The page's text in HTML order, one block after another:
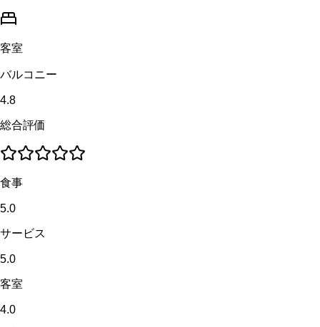
客室
バルコニー
4.8
総合評価
食事
5.0
サービス
5.0
客室
4.0